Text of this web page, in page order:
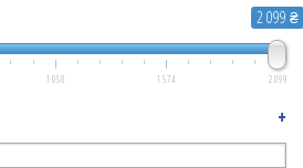
2 099 ₴
1 050 1 574 2 099
+